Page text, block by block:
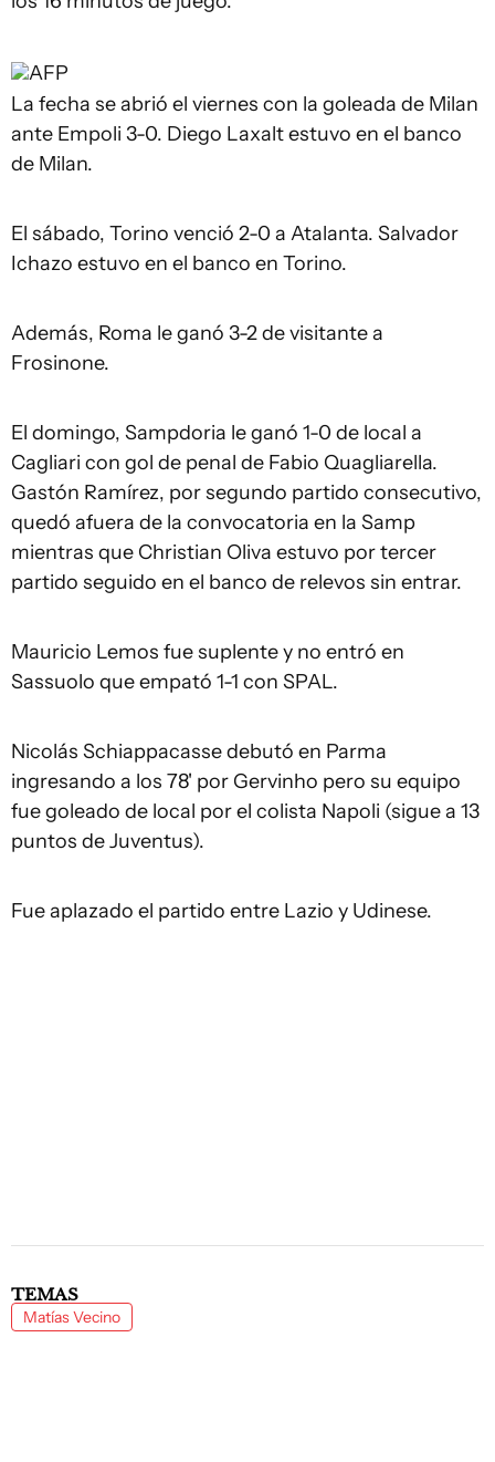
AFP
La fecha se abrió el viernes con la goleada de Milan
ante Empoli 3-0. Diego Laxalt estuvo en el banco
de Milan.
El sábado, Torino venció 2-0 a Atalanta. Salvador
Ichazo estuvo en el banco en Torino.
Además, Roma le ganó 3-2 de visitante a
Frosinone.
El domingo, Sampdoria le ganó 1-0 de local a
Cagliari con gol de penal de Fabio Quagliarella.
Gastón Ramírez, por segundo partido consecutivo,
quedó afuera de la convocatoria en la Samp
mientras que Christian Oliva estuvo por tercer
partido seguido en el banco de relevos sin entrar.
Mauricio Lemos fue suplente y no entró en
Sassuolo que empató 1-1 con SPAL.
Nicolás Schiappacasse debutó en Parma
ingresando a los 78' por Gervinho pero su equipo
fue goleado de local por el colista Napoli (sigue a 13
puntos de Juventus).
Fue aplazado el partido entre Lazio y Udinese.
TEMAS
Matías Vecino